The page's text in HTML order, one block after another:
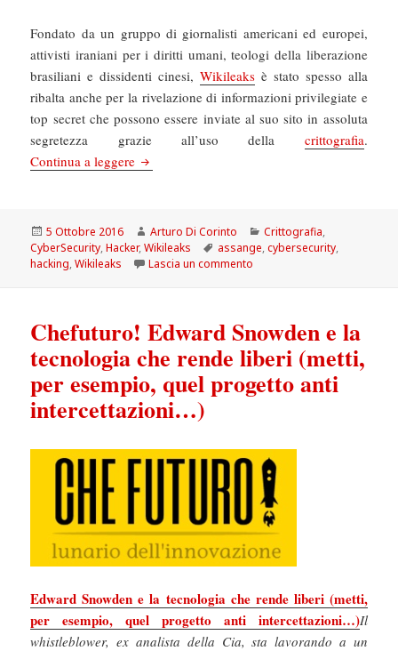
Fondato da un gruppo di giornalisti americani ed europei,
attivisti iraniani per i diritti umani, teologi della liberazione
brasiliani e dissidenti cinesi, Wikileaks è stato spesso alla
ribalta anche per la rivelazione di informazioni privilegiate e
top secret che possono essere inviate al suo sito in assoluta
segretezza grazie all’uso della crittografia.
Continua a leggere Cybersecurity: Wikileaks compie dieci anni,
Scritto
il
5 Ottobre 2016 Autore
Arturo Di Corinto Categorie
Crittografia,
CyberSecurity,Hacker,Wikileaks Tag
assange,cybersecurity,
hacking,Wikileaks Lascia un commento
Chefuturo! Edward Snowden e la
tecnologia che rende liberi (metti,
per esempio, quel progetto anti
intercettazioni…)
Edward Snowden e la tecnologia che rende liberi (metti,
per esempio, quel progetto anti intercettazioni…)Il
whistleblower, ex analista della Cia, sta lavorando a un